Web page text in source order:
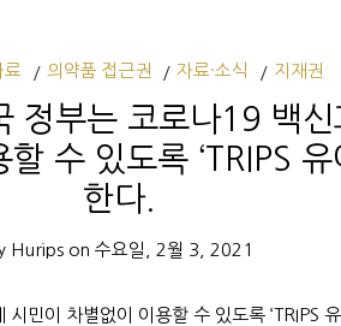
료 의약품 접근권 자료·소식 지재권
정부는 코로나19 백신
수 있도록 ‘TRIPS 유
한다.
Hurips on 수요일, 2월 3, 2021
민이 차별없이 이용할 수 있도록 ‘TRIPS